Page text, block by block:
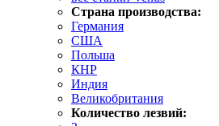
Страна производства:
Германия
США
Польша
КНР
Индия
Великобритания
Количество лезвий: